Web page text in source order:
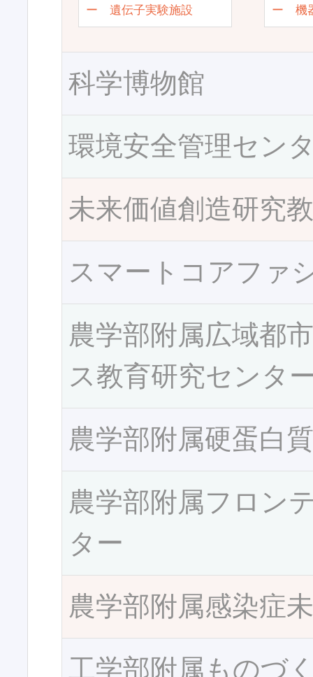
ー 遺伝子実験施設
ー 機
科学博物館
環境安全管理セン
未来価値創造研究
スマートコアファ
農学部附属広域都
ス教育研究センタ
農学部附属硬蛋白
農学部附属フロン
ター
農学部附属感染症
工学部附属ものづ